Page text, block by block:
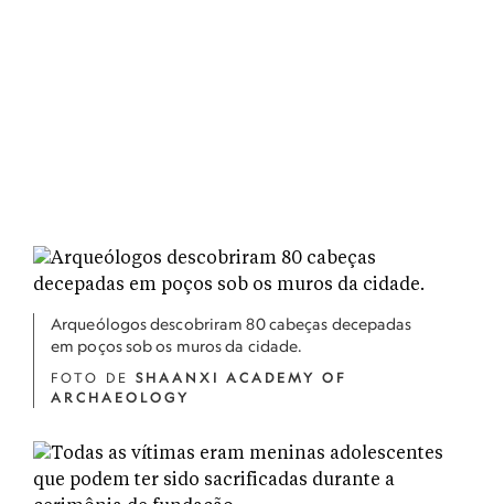
Arqueólogos descobriram 80 cabeças decepadas
em poços sob os muros da cidade.
FOTO DE SHAANXI ACADEMY OF
ARCHAEOLOGY